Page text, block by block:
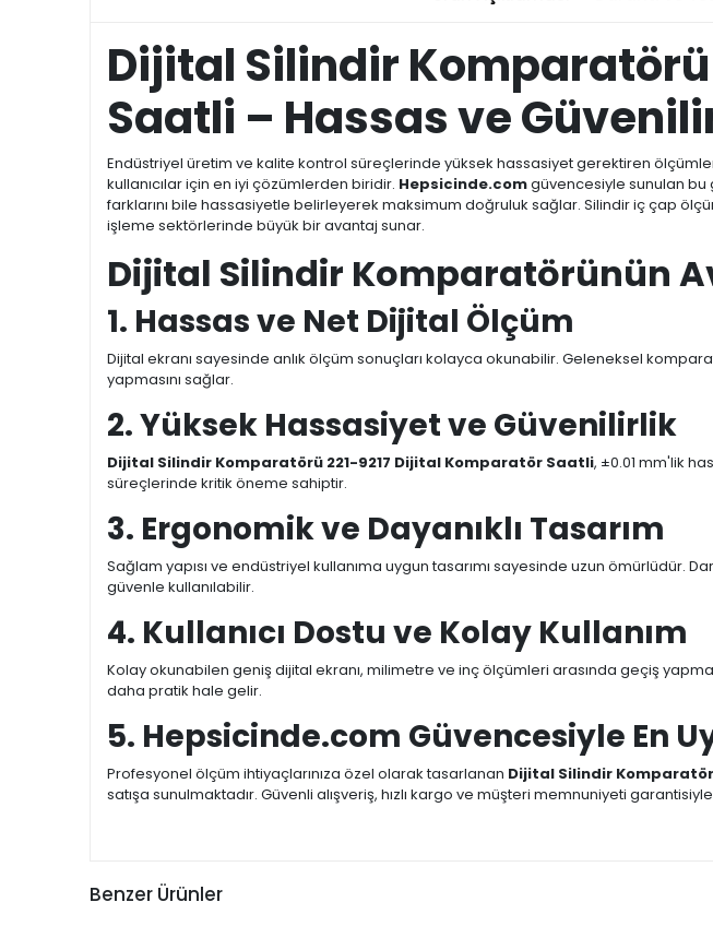
Dijital Silindir
Saatli – Hassas ve
Endüstriyel üretim ve kalite kontrol süreçlerinde yüksek hassasiyet gerektiren
kullanıcılar için en iyi çözümlerden biridir. Hepsicinde.comgüvencesiyle sunulan bu
farklarını bile hassasiyetle belirleyerek maksimum doğruluk sağlar. Silindir iç çap
işleme sektörlerinde büyük bir avantaj sunar.
Dijital Silindir Komparatörünün
1. Hassas ve Net Dijital Ölçüm
Dijital ekranı sayesinde anlık ölçüm sonuçları kolayca okunabilir. Geleneksel
yapmasını sağlar.
2. Yüksek Hassasiyet ve Güvenilirlik
Dijital Silindir Komparatörü 221-9217 Dijital Komparatör Saatli, ±0.01 mm'lik
süreçlerinde kritik öneme sahiptir.
3. Ergonomik ve Dayanıklı Tasarım
Sağlam yapısı ve endüstriyel kullanıma uygun tasarımı sayesinde uzun ömürlüdür.
güvenle kullanılabilir.
4. Kullanıcı Dostu ve Kolay Kullanım
Kolay okunabilen geniş dijital ekranı, milimetre ve inç ölçümleri arasında geçiş yapma
daha pratik hale gelir.
5. Hepsicinde.com Güvencesiyle En
Profesyonel ölçüm ihtiyaçlarınıza özel olarak tasarlanan Dijital Silindir
satışa sunulmaktadır. Güvenli alışveriş, hızlı kargo ve müşteri memnuniyeti
Benzer Ürünler